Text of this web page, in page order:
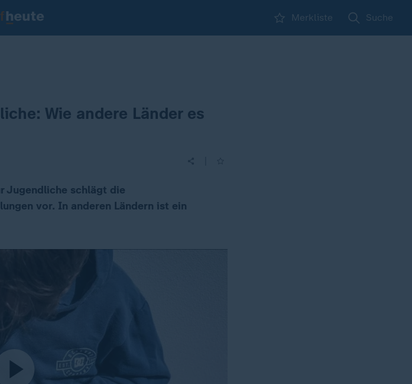
Merkliste Suche
Wie andere Länder es
Jugendliche schlägt die
vor. In anderen Ländern ist ein